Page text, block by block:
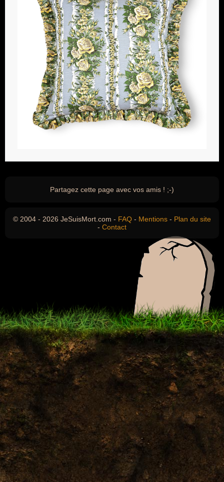
Partagez cette page avec vos amis ! ;-)
© 2004 - 2026 JeSuisMort.com - FAQ - Mentions - Plan du site
- Contact